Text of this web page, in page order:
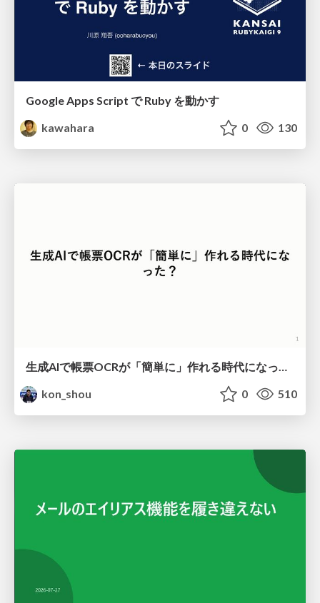
Google Apps Script で Ruby を動かす
kawahara
0 130
kon_shou
0 510